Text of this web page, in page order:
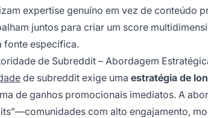
expertise genuíno em vez de conteúdo
juntos para criar um score
fonte específica.
de Subreddit – Abordagem
de subreddit exige uma estratégia de
de ganhos promocionais imediatos. A
com alto engajamento,